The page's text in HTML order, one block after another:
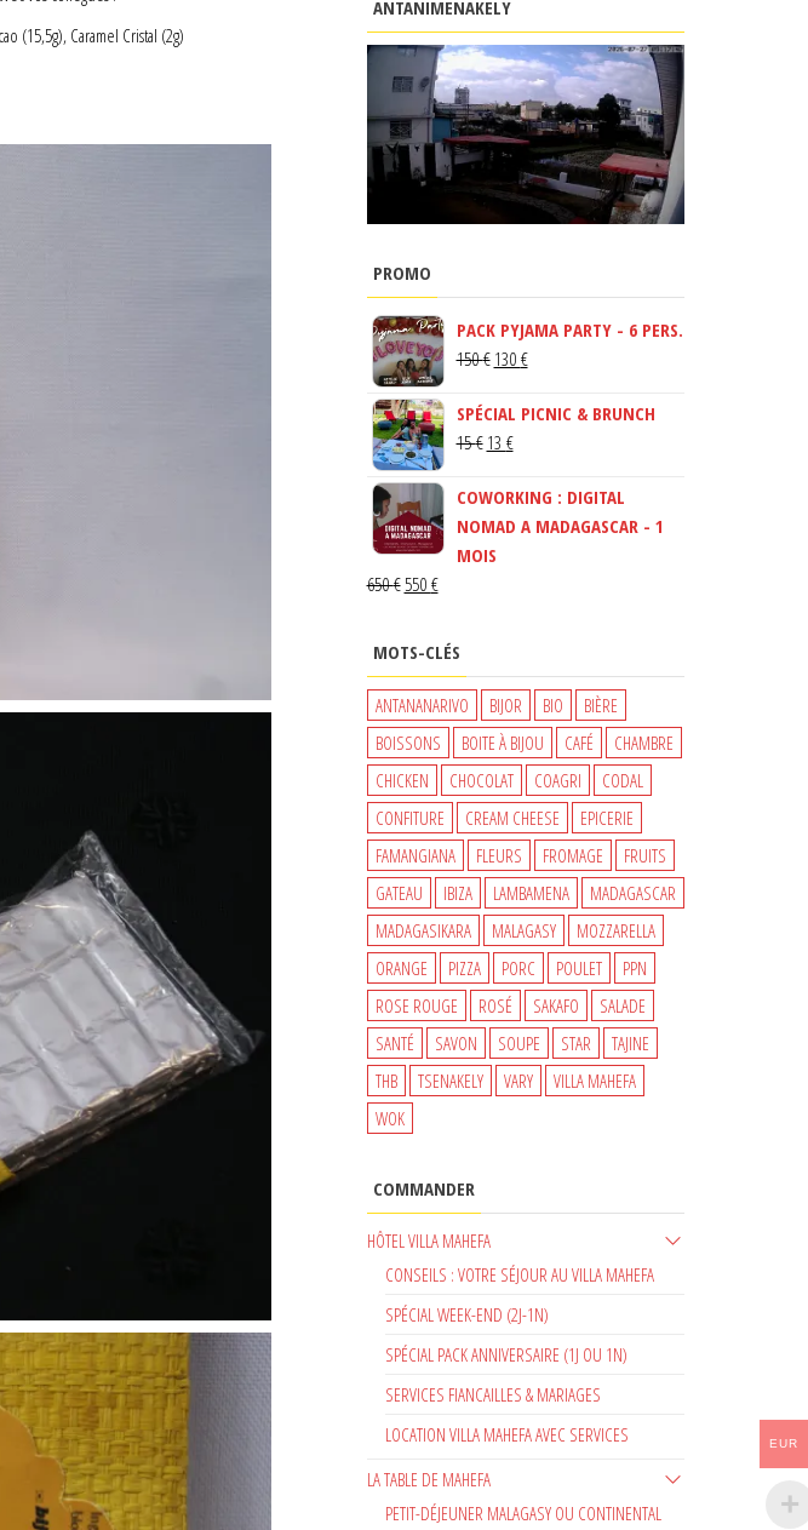
(15,5g), Caramel Cristal (2g)
ANTANIMENAKELY
PROMO
PACK PYJAMA PARTY - 6 PERS.
150€ LE
INITIAL
ÉTAIT :
130 €LE
ACTUEL
SPÉCIAL PICNIC & BRUNCH
15€ LE
INITIAL
ÉTAIT :
15 €.
13 €LE
ACTUEL
EST :
COWORKING : DIGITAL
NOMAD A MADAGASCAR - 1
MOIS
650€ LE
650 €.
550 €LE
ACTUEL
550 €.
MOTS-CLÉS
ANTANANARIVO BIJOR BIO
BIÈRE
BOISSONS
BOITE À BIJOU CAFÉ
CHAMBRE
CHICKEN
CHOCOLAT COAGRI
CODAL
CONFITURE
CREAM CHEESE
EPICERIE
FAMANGIANA
FLEURS FROMAGE
FRUITS
GATEAU
IBIZA LAMBAMENA
MADAGASCAR
MADAGASIKARA
MALAGASY
MOZZARELLA
ORANGE
PIZZA PORC POULET
PPN
ROSE ROUGE
ROSÉ SAKAFO
SALADE
SANTÉ
SAVON SOUPE STAR
TAJINE
THB
TSENAKELY VARY
VILLA MAHEFA
WOK
COMMANDER
HÔTEL VILLA MAHEFA
CONSEILS : VOTRE SÉJOUR AU VILLA MAHEFA
SPÉCIAL WEEK-END (2J-1N)
SPÉCIAL PACK ANNIVERSAIRE (1J OU 1N)
SERVICES FIANCAILLES & MARIAGES
LOCATION VILLA MAHEFA AVEC SERVICES
LA TABLE DE MAHEFA
PETIT-DÉJEUNER MALAGASY OU CONTINENTAL
EUR